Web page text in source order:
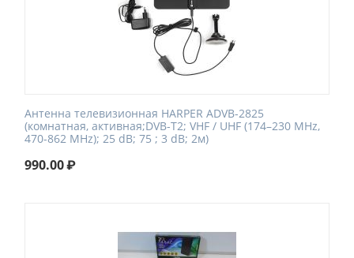
Антенна телевизионная HARPER ADVB-2825
(комнатная, активная;DVB-T2; VHF / UHF (174–230 MHz,
470-862 MHz); 25 dB; 75 ; 3 dB; 2м)
990.00₽